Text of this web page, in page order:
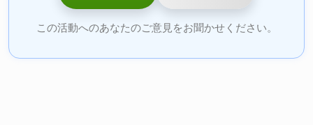
この活動へのあなたのご意見をお聞かせください。